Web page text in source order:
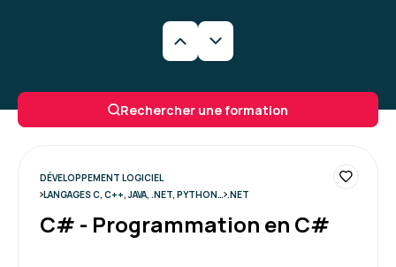
Bonne expérience de formation et espace
apprenant clairRechercher une formation
DÉVELOPPEMENT LOGICIEL
LANGAGES C, C++, JAVA, .NET, PYTHON… .NET
C# - Programmation en C#